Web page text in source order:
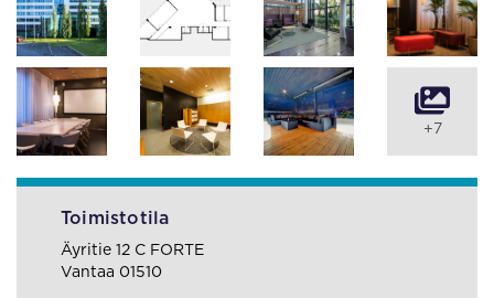
+7
Toimistotila
Äyritie 12 C FORTE
Vantaa 01510